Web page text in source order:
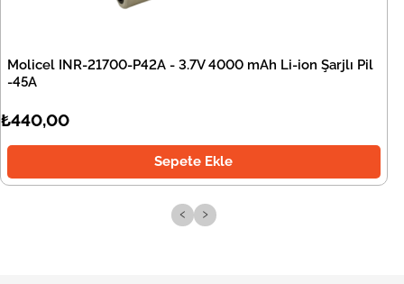
Molicel INR-21700-P42A - 3.7V 4000 mAh Li-ion Şarjlı Pil
-45A
₺440,00
Sepete Ekle
‹ ›